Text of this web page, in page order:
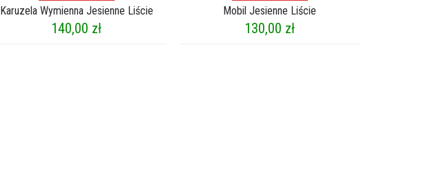
Karuzela Wymienna Jesienne Liście
140,00 zł
Mobil Jesienne Liście
130,00 zł